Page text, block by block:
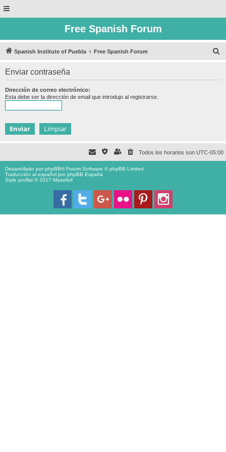
Free Spanish Forum
Spanish Institute of Puebla Free Spanish Forum
Enviar contraseña
Dirección de correo electrónico:
Esta debe ser la dirección de email que introdujo al registrarse.
Todos los horarios son UTC-05:00
Desarrollado porphpBB® Forum Software © phpBB Limited
Traducción al español porphpBB España
Style proflat © 2017 Mazeltof